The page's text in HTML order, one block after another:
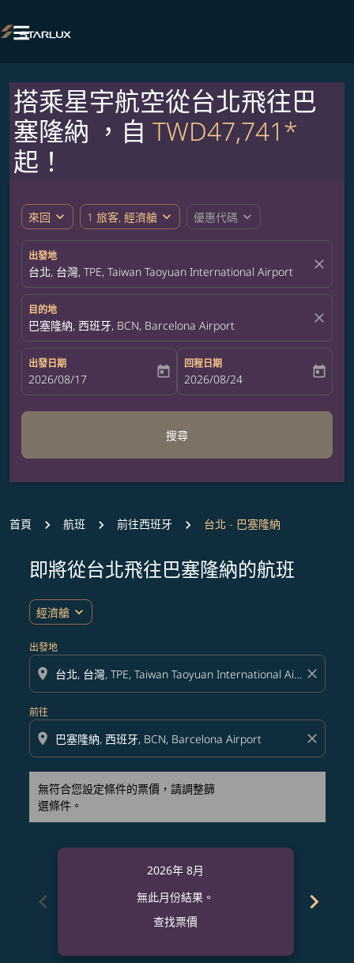

搭乘星宇航空從台北飛往巴
塞隆納 ，自 TWD47,741*
起！
來回 expand_more 1 旅客, 經濟艙 expand_more 優惠代碼 expand_more
出發地
台北, 台灣, TPE, Taiwan Taoyuan International Airport close
目的地
巴塞隆納, 西班牙, BCN, Barcelona Airport close
出發日期
fc-booking-departure-date-aria-label
2026/08/17 today
回程日期
fc-booking-return-date-aria-label
2026/08/24 today
搜尋
首頁 航班 前往西班牙 台北 - 巴塞隆納
即將從台北飛往巴塞隆納的航班
經濟艙 expand_more
出發地
location_on close
前往
location_on close
無符合您設定條件的票價，請調整篩
選條件。
無符合您設定條件的票價，請調整篩選條件。
chevron_left
2026年 8月
無此月份結果。
查找票價
chevron_right